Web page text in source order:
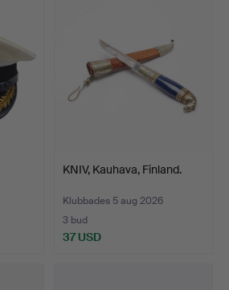
KNIV, Kauhava, Finland.
Klubbades 5 aug 2026
3 bud
37 USD